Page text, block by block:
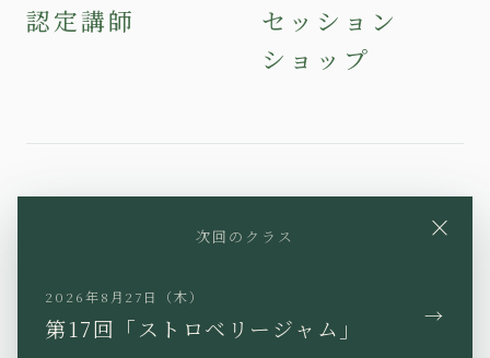
認定講師
セッション
ショップ
Facebook
×
次回のクラス
2026年8月27日（木）
第17回「ストロベリージャム」 →